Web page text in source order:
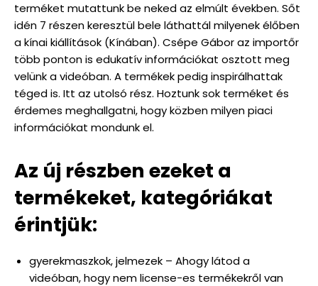
terméket mutattunk be neked az elmúlt években. Sőt
idén 7 részen keresztül bele láthattál milyenek élőben
a kínai kiállítások (Kínában). Csépe Gábor az importőr
több ponton is edukatív információkat osztott meg
velünk a videóban. A termékek pedig inspirálhattak
téged is. Itt az utolsó rész. Hoztunk sok terméket és
érdemes meghallgatni, hogy közben milyen piaci
információkat mondunk el.
Az új részben ezeket a
termékeket, kategóriákat
érintjük:
gyerekmaszkok, jelmezek – Ahogy látod a
videóban, hogy nem license-es termékekről van